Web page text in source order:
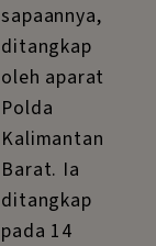
sapaannya,
ditangkap
oleh aparat
Polda
Kalimantan
Barat. Ia
ditangkap
pada 14